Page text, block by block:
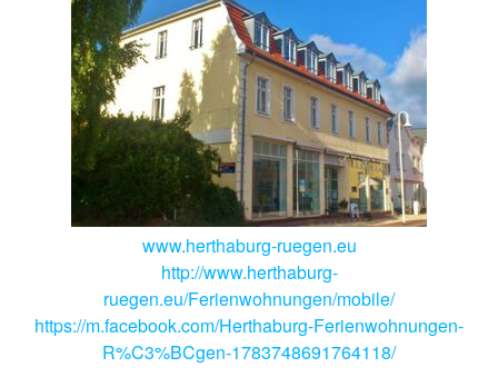
www.herthaburg-ruegen.eu
http://www.herthaburg-
ruegen.eu/Ferienwohnungen/mobile/
https://m.facebook.com/Herthaburg-Ferienwohnungen-
R%C3%BCgen-1783748691764118/